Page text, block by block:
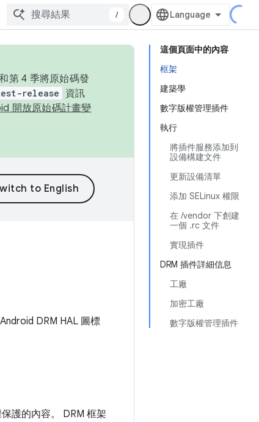
/
這個頁面中的內容
框架
建築學
數字版權管理插件
執行
將插件服務添加到
設備構建文件
更新設備清單
添加 SELinux 權限
在 /vendor 下創建
一個 .rc 文件
實現插件
DRM 插件詳細信息
工廠
加密工廠
數字版權管理插件
第 4 季將原始碼發
release
資訊
開放原始碼計畫變
護的內容。 DRM 框架